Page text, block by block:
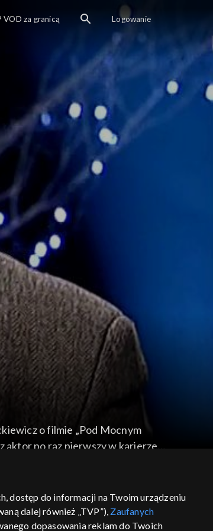
o filmie „Pod Mocnym
aktor po raz pierwszy w karierze
VOD za granicą Logowanie
dostęp do informacji na Twoim urządzeniu
dalej również „TVP”), Zaufanych
dopasowania reklam do Twoich